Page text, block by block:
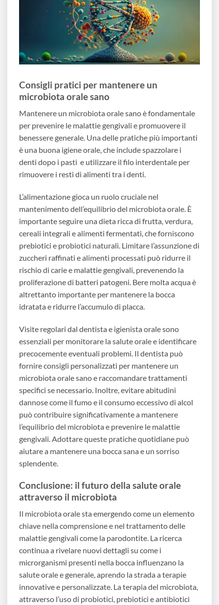
Consigli pratici per mantenere un
microbiota orale sano
Mantenere un microbiota orale sano è fondamentale
per prevenire le malattie gengivali e promuovere il
benessere generale. Una delle pratiche più importanti
è una buona igiene orale, che include spazzolare i
denti dopo i pasti e utilizzare il filo interdentale per
rimuovere i resti di alimenti tra i denti.
L’alimentazione gioca un ruolo cruciale nel
mantenimento dell’equilibrio del microbiota orale. È
importante seguire una dieta ricca di frutta, verdura,
cereali integrali e alimenti fermentati, che forniscono
prebiotici e probiotici naturali. Limitare l’assunzione di
zuccheri raffinati e alimenti processati può ridurre il
rischio di carie e malattie gengivali, prevenendo la
proliferazione di batteri patogeni. Bere molta acqua è
altrettanto importante per mantenere la bocca
idratata e ridurre l’accumulo di placca.
Visite regolari dal dentista e igienista orale sono
essenziali per monitorare la salute orale e identificare
precocemente eventuali problemi. Il dentista può
fornire consigli personalizzati per mantenere un
microbiota orale sano e raccomandare trattamenti
specifici se necessario. Inoltre, evitare abitudini
dannose come il fumo e il consumo eccessivo di alcol
può contribuire significativamente a mantenere
l’equilibrio del microbiota e prevenire le malattie
gengivali. Adottare queste pratiche quotidiane può
aiutare a mantenere una bocca sana e un sorriso
splendente.
Conclusione: il futuro della salute orale
attraverso il microbiota
Il microbiota orale sta emergendo come un elemento
chiave nella comprensione e nel trattamento delle
malattie gengivali come la parodontite. La ricerca
continua a rivelare nuovi dettagli su come i
microrganismi presenti nella bocca influenzano la
salute orale e generale, aprendo la strada a terapie
innovative e personalizzate. La terapia del microbiota,
attraverso l’uso di probiotici, prebiotici e antibiotici